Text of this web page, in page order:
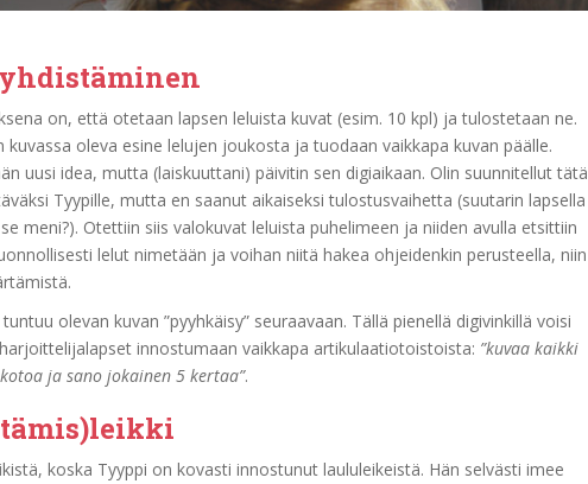
on, että otetaan lapsen leluista kuvat (esim. 10 kpl) ja tulostetaan ne.
kuvassa oleva esine lelujen joukosta ja tuodaan vaikkapa kuvan päälle.
uusi idea, mutta (laiskuuttani) päivitin sen digiaikaan. Olin suunnitellut tätä
Tyypille, mutta en saanut aikaiseksi tulostusvaihetta (suutarin lapsella
meni?). Otettiin siis valokuvat leluista puhelimeen ja niiden avulla etsittiin
lelut nimetään ja voihan niitä hakea ohjeidenkin perusteella, niin
olevan kuvan ”pyyhkäisy” seuraavaan. Tällä pienellä digivinkillä voisi
innostumaan vaikkapa artikulaatiotoistoista: ”kuvaa kaikki
ja sano jokainen 5 kertaa”.
koska Tyyppi on kovasti innostunut laululeikeistä. Hän selvästi imee